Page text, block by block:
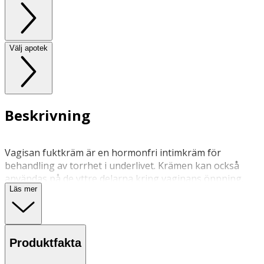
Välj apotek
Beskrivning
Vagisan fuktkräm är en hormonfri intimkräm för
behandling av torrhet i underlivet. Krämen kan också
användas på de yttre delarna kring vaginans öppning.
Användning
applikatorn. Vid besvär kring slidöppningen appliceras
krämen med ett rent finger. En krämsträng på ca 0,5 cm
Läs mer
Produktfakta